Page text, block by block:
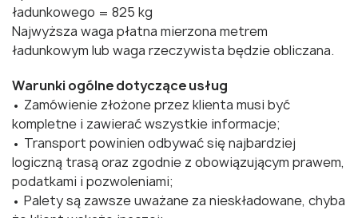
ładunkowego = 825 kg
Najwyższa waga płatna mierzona metrem
ładunkowym lub waga rzeczywista będzie obliczana.
Warunki ogólne dotyczące usług
• Zamówienie złożone przez klienta musi być
kompletne i zawierać wszystkie informacje;
• Transport powinien odbywać się najbardziej
logiczną trasą oraz zgodnie z obowiązującym prawem,
podatkami i pozwoleniami;
• Palety są zawsze uważane za nieskładowane, chyba